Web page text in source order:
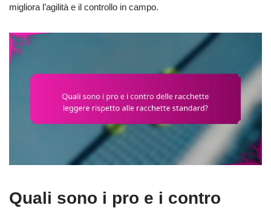
migliora l’agilità e il controllo in campo.
Quali sono i pro e i contro